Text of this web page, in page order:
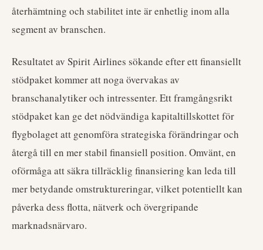
återhämtning och stabilitet inte är enhetlig inom alla
segment av branschen.
Resultatet av Spirit Airlines sökande efter ett finansiellt
stödpaket kommer att noga övervakas av
branschanalytiker och intressenter. Ett framgångsrikt
stödpaket kan ge det nödvändiga kapitaltillskottet för
flygbolaget att genomföra strategiska förändringar och
återgå till en mer stabil finansiell position. Omvänt, en
oförmåga att säkra tillräcklig finansiering kan leda till
mer betydande omstruktureringar, vilket potentiellt kan
påverka dess flotta, nätverk och övergripande
marknadsnärvaro.